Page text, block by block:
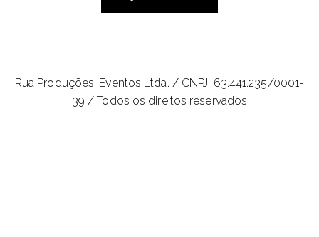
Rua Produções, Eventos Ltda. / CNPJ: 63.441.235/0001-
39 / Todos os direitos reservados